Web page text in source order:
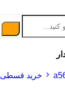
خرید قسطی